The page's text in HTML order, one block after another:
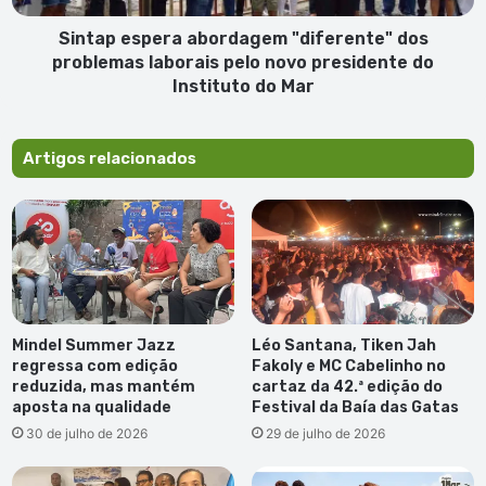
presidente
Instituto
Sintap espera abordagem "diferente" dos
problemas laborais pelo novo presidente do
Instituto do Mar
Artigos relacionados
Mindel Summer Jazz
regressa com edição
reduzida, mas mantém
aposta na qualidade
30 de julho de 2026
Léo Santana, Tiken Jah
Fakoly e MC Cabelinho no
cartaz da 42.ª edição do
Festival da Baía das Gatas
29 de julho de 2026